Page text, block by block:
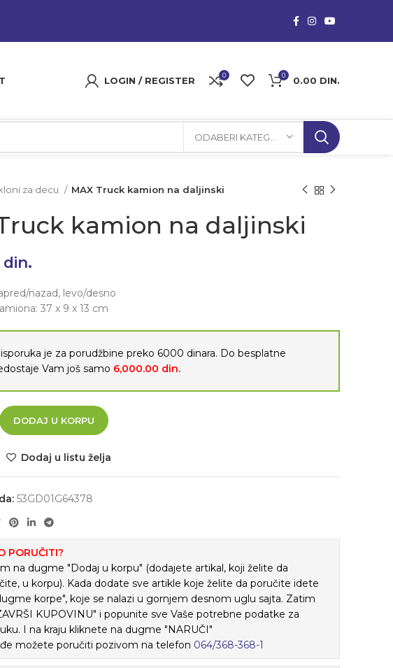
LOGIN / REGISTER 0 0 0.00 DIN.
za decu MAX Truck kamion na daljinski
kamion na daljinski
din.
nazad, levo/desno
37 x 9 x 13 cm
je za porudžbine preko 6000 dinara. Do besplatne
Vam još samo 6,000.00 din.
DODAJ U KORPU
Dodaj u listu želja
53GD01G64378
PORUČITI?
na dugme "Dodaj u korpu" (dodajete artikal, koji želite da
u korpu). Kada dodate sve artikle koje želite da poručite idete
korpe", koje se nalazi u gornjem desnom uglu sajta. Zatim
KUPOVINU" i popunite sve Vaše potrebne podatke za
I na kraju kliknete na dugme "NARUČI"
možete poručiti pozivom na telefon 064/368-368-1